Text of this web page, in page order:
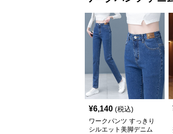
¥6,140 (税込)
ワークパンツ すっきり
シルエット美脚デニム